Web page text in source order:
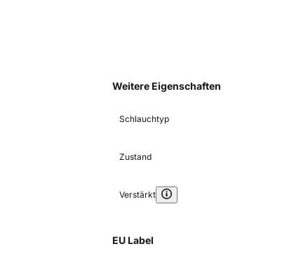
Weitere Eigenschaften
Schlauchtyp
Zustand
Verstärkt
EU Label